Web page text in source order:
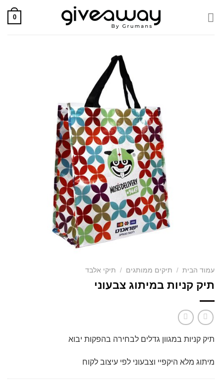
0
עמוד הבית / תיקים ממותגים / תיקי אלבד
תיק קניות במיתוג צבעוני
תיק קניות במגוון גדלים לבחירה בהפקות יבוא
מיתוג מלא היקפיי וצבעוני לפי עיצוב לקוח